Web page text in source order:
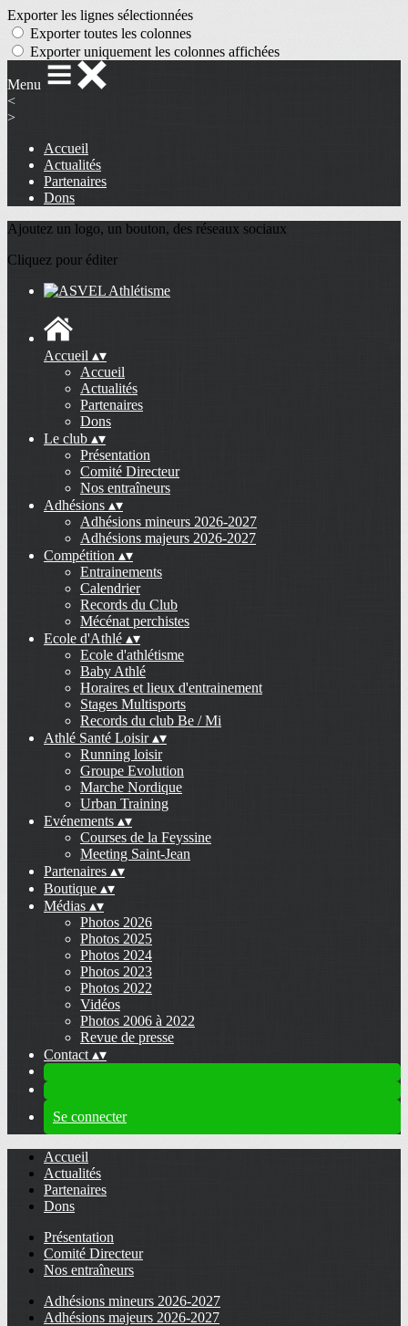
Exporter les lignes sélectionnées
Exporter toutes les colonnes
Exporter uniquement les colonnes affichées
Menu
<
>
Accueil
Actualités
Partenaires
Dons
Ajoutez un logo, un bouton, des réseaux sociaux
Cliquez pour éditer
Accueil ▴▾
Accueil
Actualités
Partenaires
Dons
Le club ▴▾
Présentation
Comité Directeur
Nos entraîneurs
Adhésions ▴▾
Adhésions mineurs 2026-2027
Adhésions majeurs 2026-2027
Compétition ▴▾
Entrainements
Calendrier
Records du Club
Mécénat perchistes
Ecole d'Athlé ▴▾
Ecole d'athlétisme
Baby Athlé
Horaires et lieux d'entrainement
Stages Multisports
Records du club Be / Mi
Athlé Santé Loisir▴▾
Running loisir
Groupe Evolution
Marche Nordique
Urban Training
Evénements ▴▾
Courses de la Feyssine
Meeting Saint-Jean
Partenaires ▴▾
Boutique ▴▾
Médias ▴▾
Photos 2026
Photos 2025
Photos 2024
Photos 2023
Photos 2022
Vidéos
Photos 2006 à 2022
Revue de presse
Contact ▴▾
Se connecter
Accueil
Actualités
Partenaires
Dons
Présentation
Comité Directeur
Nos entraîneurs
Adhésions mineurs 2026-2027
Adhésions majeurs 2026-2027